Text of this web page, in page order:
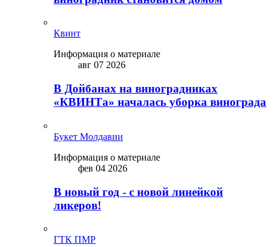
Квинт
Информация о материале
авг 07 2026
В Дойбанах на виноградниках
«КВИНТа» началась уборка винограда
Букет Молдавии
Информация о материале
фев 04 2026
В новый год - с новой линейкой
ликepoв!
ГТК ПМР